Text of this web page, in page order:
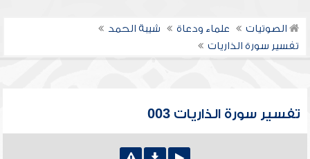
الصوتيات علماء ودعاة
شيبة الحمد
تفسير سورة الذاريات
تفسير سورة الذاريات 003